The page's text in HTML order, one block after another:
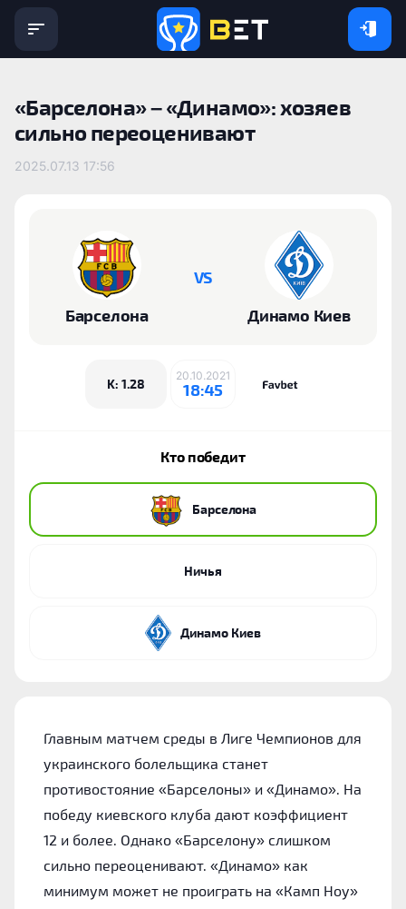
«Барселона» – «Динамо»: хозяев
сильно переоценивают
2025.07.13 17:56
Барселона
VS
Динамо Киев
K: 1.28
20.10.2021
18:45
Кто победит
Барселона
Ничья
Динамо Киев
Главным матчем среды в Лиге Чемпионов для
украинского болельщика станет
противостояние «Барселоны» и «Динамо». На
победу киевского клуба дают коэффициент
12 и более. Однако «Барселону» слишком
сильно переоценивают. «Динамо» как
минимум может не проиграть на «Камп Ноу»